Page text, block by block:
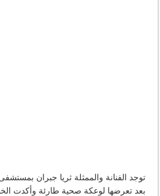
توجد الفنانة والممثلة ثريا جبران
بعد تعرضها لوعكة صحية طارئة وأكدت